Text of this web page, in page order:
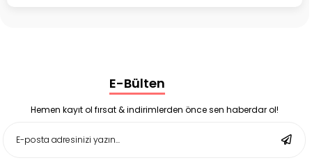
Enterogermina Family 5 ml 20 Flakon
Deep Flex Stres Azaltıcı ve Enerji Dengeleyici Topraklama
Matı Set 40x60 cm
Deep Flex Stres Azaltıcı ve Enerji Dengeleyici Topraklama
E-Bülten
Hemen kayıt ol fırsat & indirimlerden önce sen haberdar ol!